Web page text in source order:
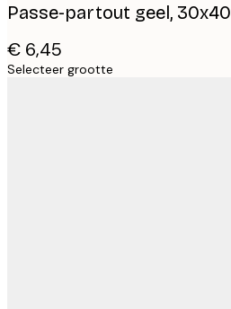
Passe-partout geel, 30x40
€ 6,45
Selecteer grootte